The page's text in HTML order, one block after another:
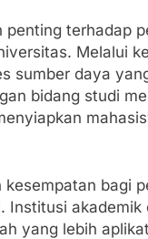
terhadap
Melalui
sumber daya
bidang studi
bagi
yang lebih